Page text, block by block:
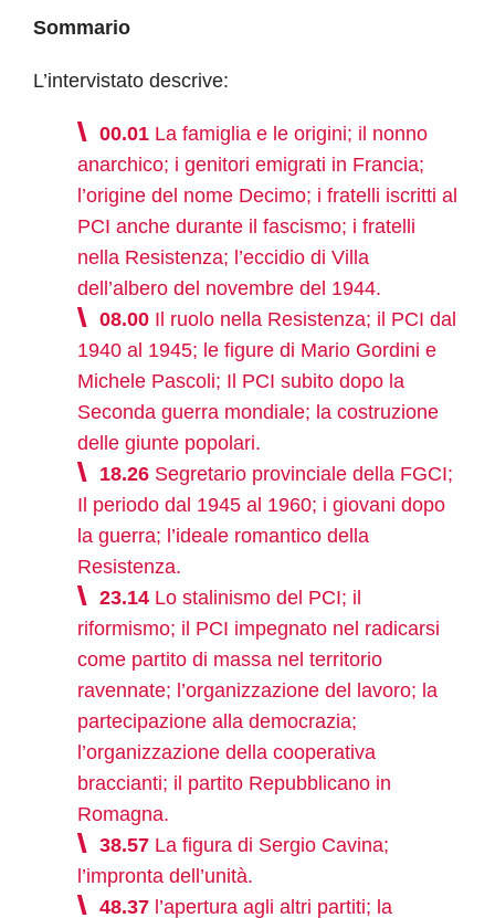
Sommario
L’intervistato descrive:
00.01 La famiglia e le origini; il nonno
anarchico; i genitori emigrati in Francia;
l’origine del nome Decimo; i fratelli iscritti al
PCI anche durante il fascismo; i fratelli
nella Resistenza; l’eccidio di Villa
dell’albero del novembre del 1944.
08.00 Il ruolo nella Resistenza; il PCI dal
1940 al 1945; le figure di Mario Gordini e
Michele Pascoli; Il PCI subito dopo la
Seconda guerra mondiale; la costruzione
delle giunte popolari.
18.26 Segretario provinciale della FGCI;
Il periodo dal 1945 al 1960; i giovani dopo
la guerra; l’ideale romantico della
Resistenza.
23.14 Lo stalinismo del PCI; il
riformismo; il PCI impegnato nel radicarsi
come partito di massa nel territorio
ravennate; l’organizzazione del lavoro; la
partecipazione alla democrazia;
l’organizzazione della cooperativa
braccianti; il partito Repubblicano in
Romagna.
38.57 La figura di Sergio Cavina;
l’impronta dell’unità.
48.37 l’apertura agli altri partiti; la